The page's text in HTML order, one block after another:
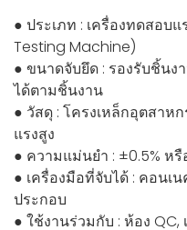
● ประเภท : เครื่องทดสอบ
Testing Machine)
● ขนาดจับยึด : รองรับชิ้นง
ได้ตามชิ้นงาน
● วัสดุ : โครงเหล็กอุตสาห
แรงสูง
● ความแม่นยำ : ±0.5% ห
● เครื่องมือที่จับได้ : คอนเ
ประกอบ
● ใช้งานร่วมกับ : ห้อง QC,